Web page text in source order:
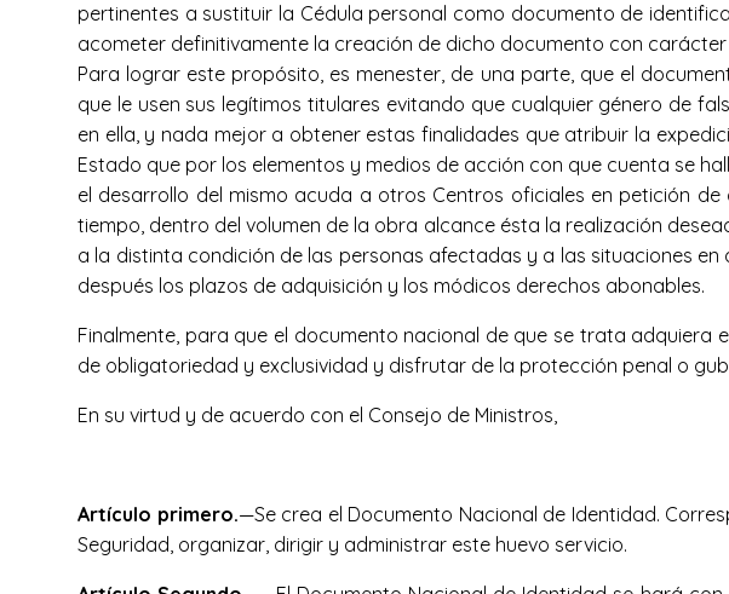
pertinentes a sustituir la Cédula personal como documento de
acometer definitivamente la creación de dicho documento con
Para lograr este propósito, es menester, de una parte, que el
que le usen sus legítimos titulares evitando que cualquier género de
en ella, y nada mejor a obtener estas finalidades que atribuir la
Estado que por los elementos y medios de acción con que cuenta se
el desarrollo del mismo acuda a otros Centros oficiales en petición
tiempo, dentro del volumen de la obra alcance ésta la realización
a la distinta condición de las personas afectadas y a las situaciones
después los plazos de adquisición y los módicos derechos abonables.
Finalmente, para que el documento nacional de que se trata
de obligatoriedad y exclusividad y disfrutar de la protección penal o
En su virtud y de acuerdo con el Consejo de Ministros,
Artículo primero.—Se crea el Documento Nacional de Identidad.
Seguridad, organizar, dirigir y administrar este huevo servicio.